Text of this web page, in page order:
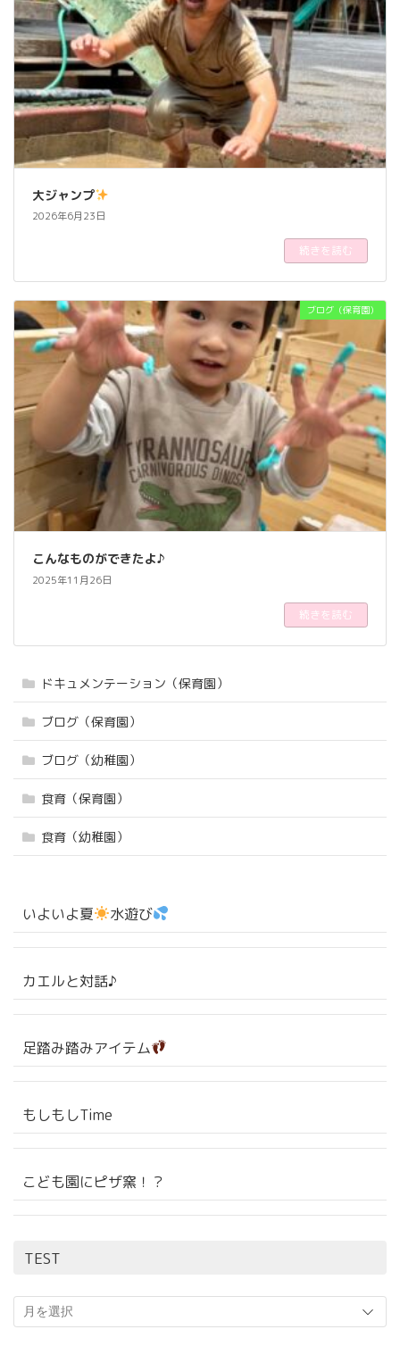
大ジャンプ
2026年6月23日
続きを読む
ブログ（保育園）
こんなものができたよ♪
2025年11月26日
続きを読む
ドキュメンテーション（保育園）
ブログ（保育園）
ブログ（幼稚園）
食育（保育園）
食育（幼稚園）
いよいよ夏 水遊び
カエルと対話♪
足踏み踏みアイテム
もしもしTime
こども園にピザ窯！？
TEST